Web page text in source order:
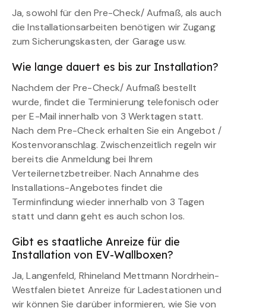
Ja, sowohl für den Pre-Check/ Aufmaß, als auch
die Installationsarbeiten benötigen wir Zugang
zum Sicherungskasten, der Garage usw.
Wie lange dauert es bis zur Installation?
Nachdem der Pre-Check/ Aufmaß bestellt
wurde, findet die Terminierung telefonisch oder
per E-Mail innerhalb von 3 Werktagen statt.
Nach dem Pre-Check erhalten Sie ein Angebot /
Kostenvoranschlag. Zwischenzeitlich regeln wir
bereits die Anmeldung bei Ihrem
Verteilernetzbetreiber. Nach Annahme des
Installations-Angebotes findet die
Terminfindung wieder innerhalb von 3 Tagen
statt und dann geht es auch schon los.
Gibt es staatliche Anreize für die
Installation von EV-Wallboxen?
Ja, Langenfeld, Rhineland Mettmann Nordrhein-
Westfalen bietet Anreize für Ladestationen und
wir können Sie darüber informieren, wie Sie von